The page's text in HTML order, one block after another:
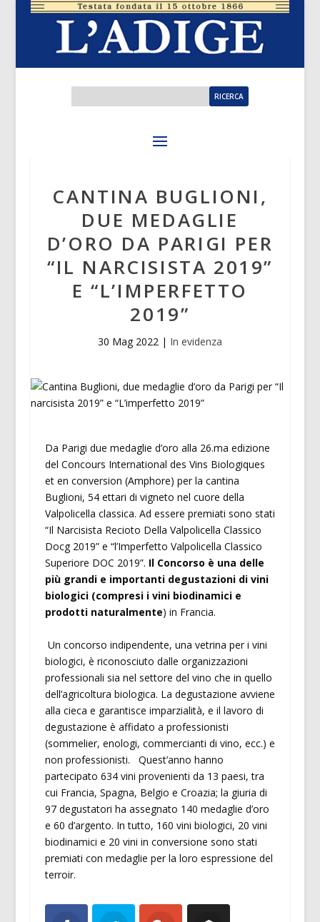
CANTINA BUGLIONI,
DUE MEDAGLIE
D’ORO DA PARIGI PER
“IL NARCISISTA 2019”
E “L’IMPERFETTO
2019”
30 Mag 2022| In evidenza
Da Parigi due medaglie d’oro alla 26.ma edizione
del Concours International des Vins Biologiques
et en conversion (Amphore) per la cantina
Buglioni, 54 ettari di vigneto nel cuore della
Valpolicella classica. Ad essere premiati sono stati
“Il Narcisista Recioto Della Valpolicella Classico
Docg 2019” e “l’Imperfetto Valpolicella Classico
Superiore DOC 2019”. Il Concorso è una delle
più grandi e importanti degustazioni di vini
biologici (compresi i vini biodinamici e
prodotti naturalmente) in Francia. ‎‎
‎ ‎Un concorso indipendente, una vetrina per i vini
biologici, è riconosciuto dalle organizzazioni
professionali sia nel settore del vino che in quello
dell’agricoltura biologica. La degustazione avviene
alla cieca e garantisce imparzialità, e il lavoro di
degustazione è affidato a professionisti
(sommelier, enologi, commercianti di vino, ecc.) e
non professionisti. Quest’anno hanno
partecipato ‎634 vini provenienti da 13 paesi, tra
cui Francia, Spagna, Belgio e Croazia; la giuria di
97 degustatori ha assegnato 140 medaglie d’oro
e 60 d’argento. In tutto, 160 vini biologici, 20 vini
biodinamici e 20 vini in conversione sono stati
premiati con medaglie per la loro espressione del
terroir.